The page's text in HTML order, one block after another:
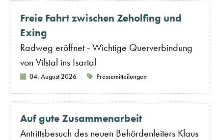
Freie Fahrt zwischen Zeholfing und
Exing
Radweg eröffnet - Wichtige Querverbindung
von Vilstal ins Isartal
04. August 2026 Pressemitteilungen
Auf gute Zusammenarbeit
Antrittsbesuch des neuen Behördenleiters Klaus